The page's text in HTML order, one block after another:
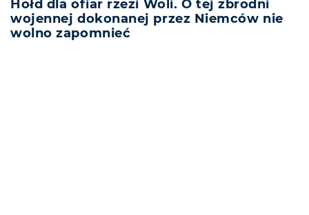
Hołd dla ofiar rzezi Woli. O tej zbrodni
wojennej dokonanej przez Niemców nie
wolno zapomnieć